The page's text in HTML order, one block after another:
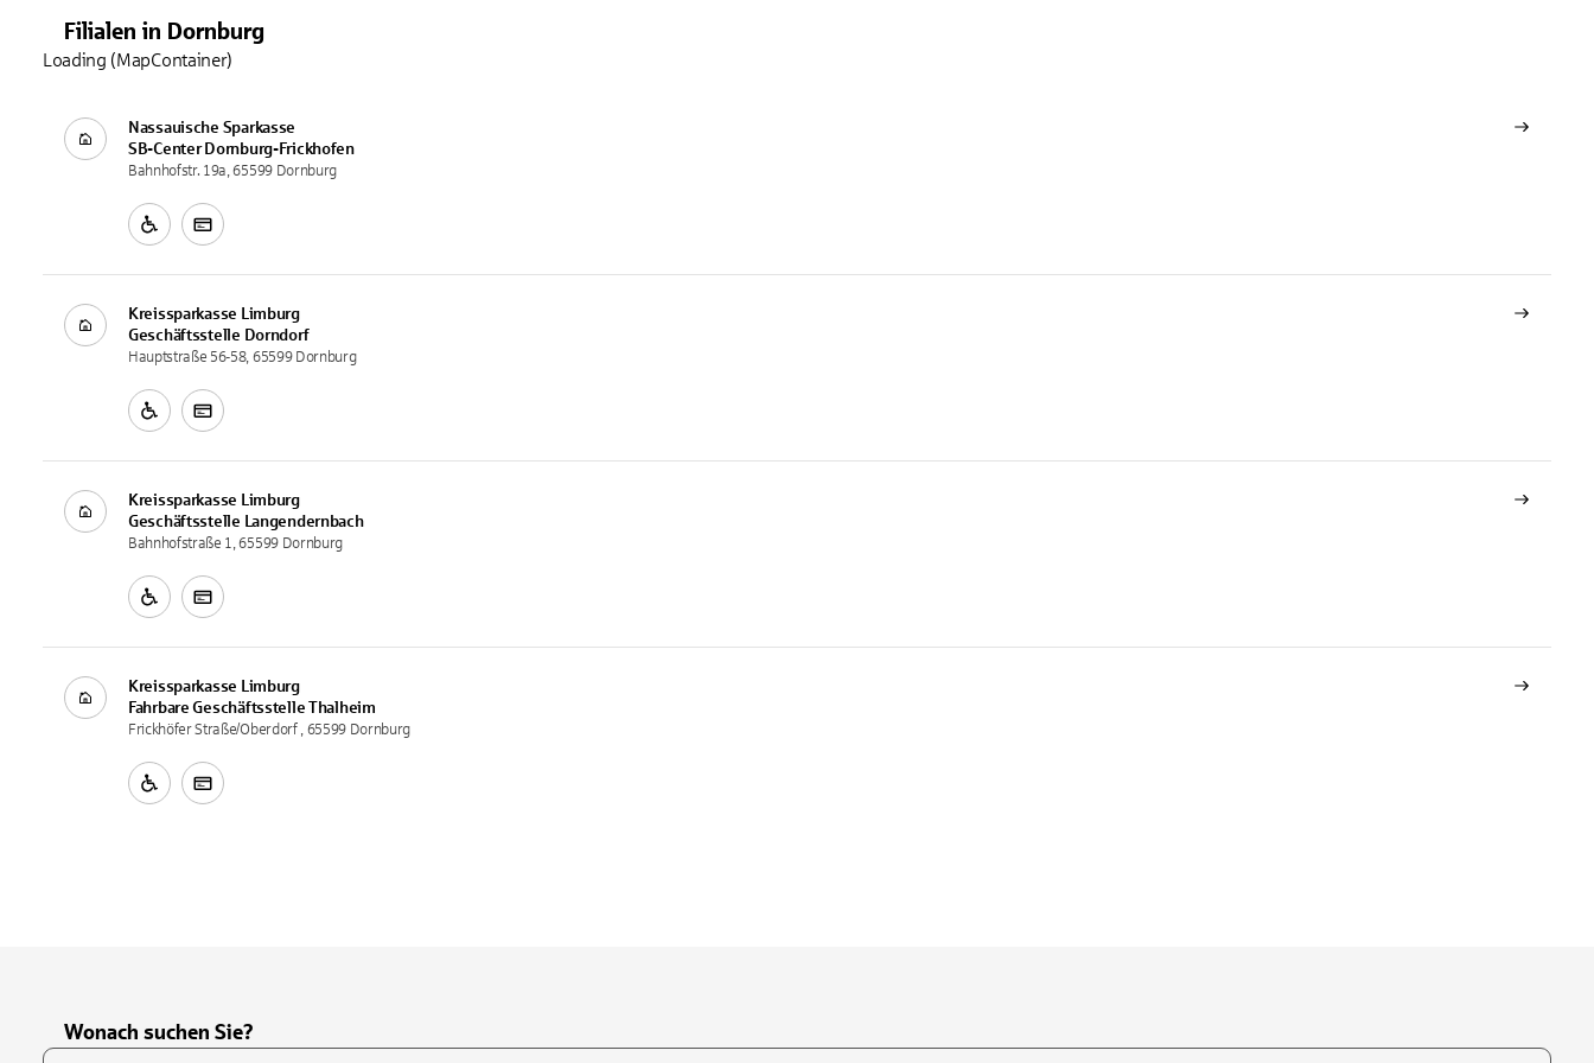
Filialen in Dornburg
Nassauische Sparkasse
SB-Center Dornburg-Frickhofen
Bahnhofstr. 19a, 65599 Dornburg
Kreissparkasse Limburg
Geschäftsstelle Dorndorf
Hauptstraße 56-58, 65599 Dornburg
Kreissparkasse Limburg
Geschäftsstelle
Langendernbach
Bahnhofstraße 1, 65599 Dornburg
Kreissparkasse Limburg
Fahrbare Geschäftsstelle Thalheim
Frickhöfer Straße/Oberdorf , 65599 Dornburg
Loading (MapContainer)
Wonach suchen Sie?